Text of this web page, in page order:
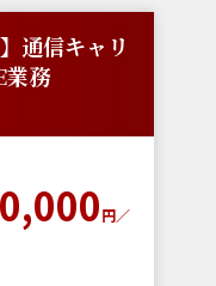
通信キャリ
業務
円／